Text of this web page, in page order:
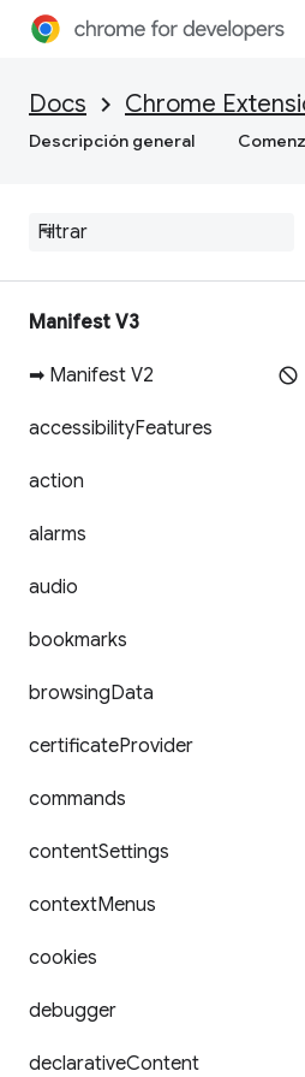
Docs Chrome
Descripción general
Manifest V3
➡ Manifest V2
accessibilityFeatures
action
alarms
audio
bookmarks
browsingData
certificateProvider
commands
contentSettings
contextMenus
cookies
debugger
declarativeContent